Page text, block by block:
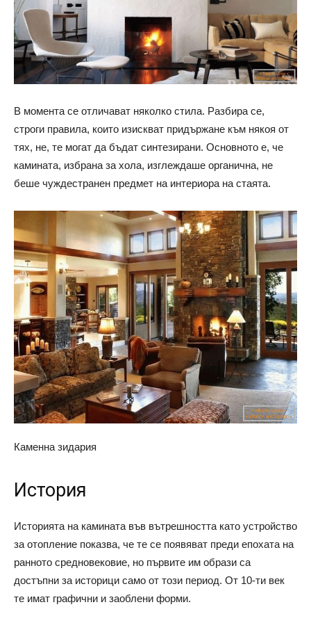
В момента се отличават няколко стила. Разбира се,
строги правила, които изискват придържане към някоя от
тях, не, те могат да бъдат синтезирани. Основното е, че
камината, избрана за хола, изглеждаше органична, не
беше чуждестранен предмет на интериора на стаята.
Каменна зидария
История
Историята на камината във вътрешността като устройство
за отопление показва, че те се появяват преди епохата на
ранното средновековие, но първите им образи са
достъпни за историци само от този период. От 10-ти век
те имат графични и заоблени форми.